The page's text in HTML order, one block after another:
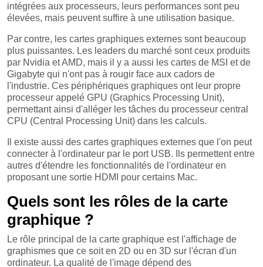
intégrées aux processeurs, leurs performances sont peu
élevées, mais peuvent suffire à une utilisation basique.
Par contre, les cartes graphiques externes sont beaucoup
plus puissantes. Les leaders du marché sont ceux produits
par Nvidia et AMD, mais il y a aussi les cartes de MSI et de
Gigabyte qui n'ont pas à rougir face aux cadors de
l'industrie. Ces périphériques graphiques ont leur propre
processeur appelé GPU (Graphics Processing Unit),
permettant ainsi d'alléger les tâches du processeur central
CPU (Central Processing Unit) dans les calculs.
Il existe aussi des cartes graphiques externes que l'on peut
connecter à l'ordinateur par le port USB. Ils permettent entre
autres d'étendre les fonctionnalités de l'ordinateur en
proposant une sortie HDMI pour certains Mac.
Quels sont les rôles de la carte
graphique ?
Le rôle principal de la carte graphique est l'affichage de
graphismes que ce soit en 2D ou en 3D sur l'écran d'un
ordinateur. La qualité de l'image dépend des